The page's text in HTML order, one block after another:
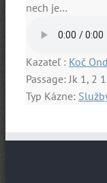
nech je…
Kazateľ : Koč
Passage: Jk 1, 2
Typ Kázne: